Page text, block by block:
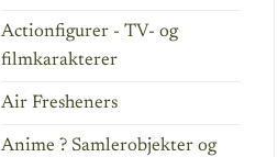
Actionfigurer - TV- og
filmkarakterer
Air Fresheners
Anime ? Samlerobjekter og